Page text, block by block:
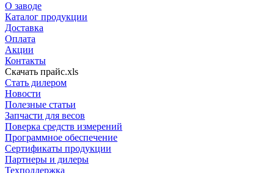
О заводе
Каталог продукции
Доставка
Оплата
Акции
Контакты
Скачать прайс.xls
Стать дилером
Новости
Полезные статьи
Запчасти для весов
Поверка средств измерений
Программное обеспечение
Сертификаты продукции
Партнеры и дилеры
Техподдержка